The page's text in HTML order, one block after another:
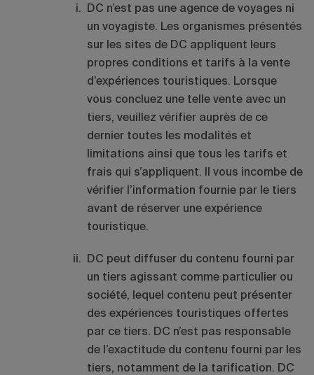
DC n’est pas une agence de voyages ni
un voyagiste. Les organismes présentés
sur les sites de DC appliquent leurs
propres conditions et tarifs à la vente
d’expériences touristiques. Lorsque
vous concluez une telle vente avec un
tiers, veuillez vérifier auprès de ce
dernier toutes les modalités et
limitations ainsi que tous les tarifs et
frais qui s’appliquent. Il vous incombe de
vérifier l’information fournie par le tiers
avant de réserver une expérience
touristique.
DC peut diffuser du contenu fourni par
un tiers agissant comme particulier ou
société, lequel contenu peut présenter
des expériences touristiques offertes
par ce tiers. DC n’est pas responsable
de l’exactitude du contenu fourni par les
tiers, notamment de la tarification. DC